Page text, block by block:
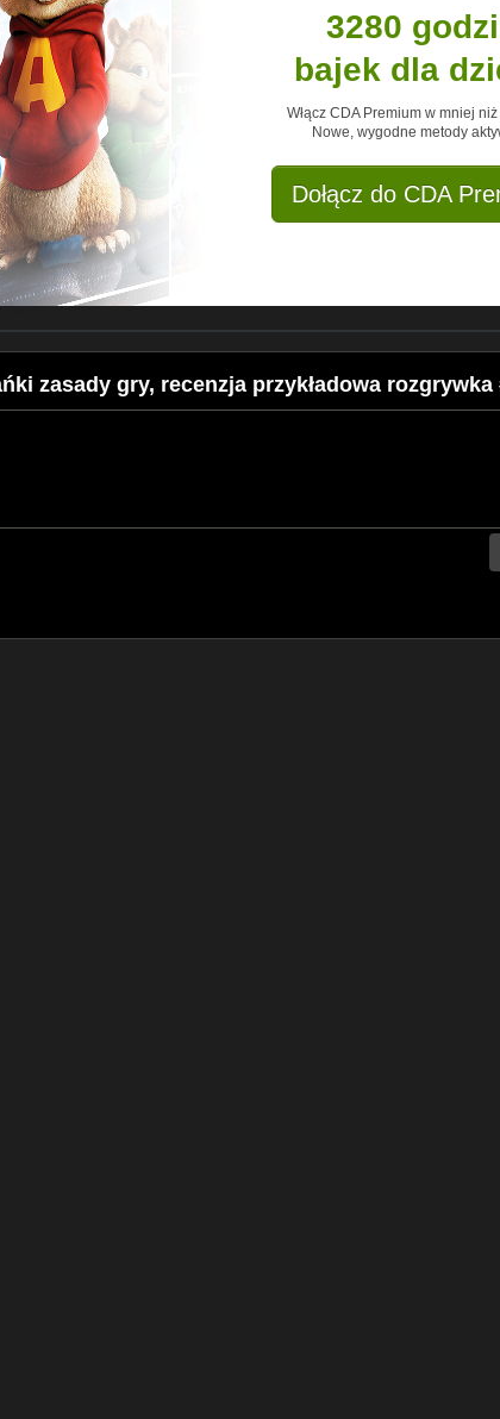
3280
bajek dla
Włącz CDA Premium w mniej
Nowe, wygodne metody
Dołącz do CDA
zasady gry, recenzja przykładowa rozgrywka